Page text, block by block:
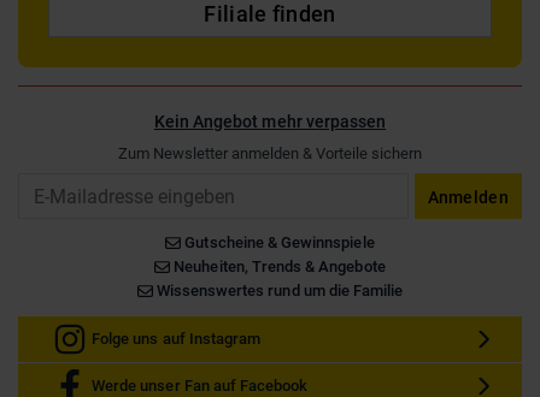
Filiale finden
Kein Angebot mehr verpassen
Zum Newsletter anmelden & Vorteile sichern
Anmelden
Gutscheine & Gewinnspiele
Neuheiten, Trends & Angebote
Wissenswertes rund um die Familie
Folge uns auf Instagram
Werde unser Fan auf Facebook